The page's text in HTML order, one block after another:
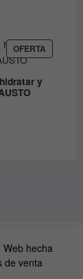
OFERTA
EN
y
hecha
de venta